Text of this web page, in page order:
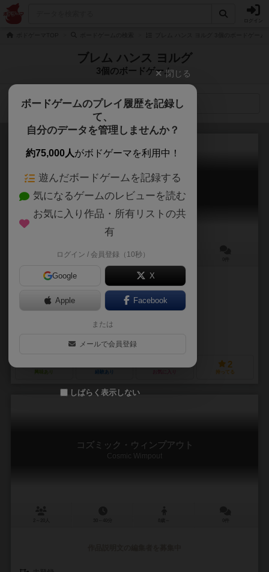
ブレム ハンス ヨルグ
3個のボードゲーム
検索メニュー
マーフィー
Murphy
作品説明文の編集者を募集中
未登録
ブレム ハンス－ヨルグ
興味あり 経験あり
2
持ってる
コズミック・ウィンプアウト
Cosmic Wimpout
閉じる
ボードゲームのプレイ履歴を記録し
て、
自分のデータを管理しませんか？
約75,000人がボドゲーマを利用中！
遊んだボードゲームを記録する
気になるゲームのレビューを読む
お気に入り作品・所有リストの共
有
ログイン / 会員登録（10秒）
Google X
Apple Facebook
または
メールで会員登録
しばらく表示しない